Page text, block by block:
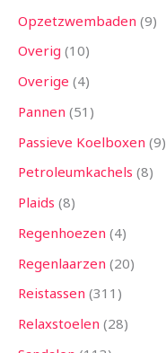
Opzetzwembaden 9
Overig 10
Overige 4
Pannen 51
Passieve Koelboxen 9
Petroleumkachels 8
Plaids 8
Regenhoezen 4
Regenlaarzen 20
Reistassen 311
Relaxstoelen 28